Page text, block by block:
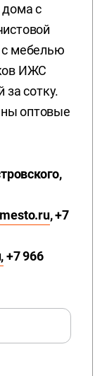
дома с
с мебелью
ИЖС
за сотку.
оптовые
, +7
+7 966